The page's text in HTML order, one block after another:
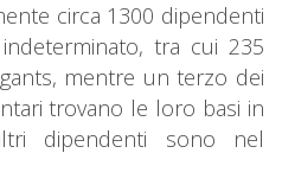
circa 1300 dipendenti
tra cui 235
mentre un terzo dei
trovano le loro basi in
dipendenti sono nel